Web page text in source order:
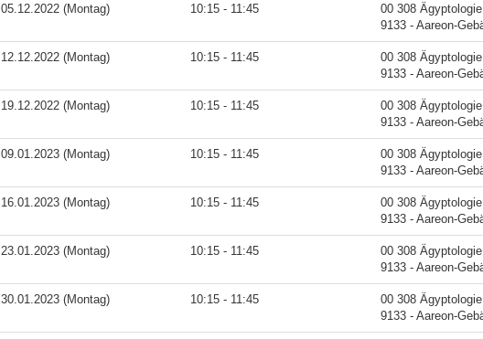
05.12.2022 (Montag) 10:15 - 11:45
00 308 Ägyptologie
9133 - Aareon-
12.12.2022 (Montag) 10:15 - 11:45
00 308 Ägyptologie
9133 - Aareon-
19.12.2022 (Montag) 10:15 - 11:45
00 308 Ägyptologie
9133 - Aareon-
09.01.2023 (Montag) 10:15 - 11:45
00 308 Ägyptologie
9133 - Aareon-
16.01.2023 (Montag) 10:15 - 11:45
00 308 Ägyptologie
9133 - Aareon-
23.01.2023 (Montag) 10:15 - 11:45
00 308 Ägyptologie
9133 - Aareon-
30.01.2023 (Montag) 10:15 - 11:45
00 308 Ägyptologie
9133 - Aareon-